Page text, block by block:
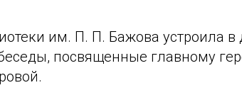
им. П. П. Бажова устроила в
посвященные главному